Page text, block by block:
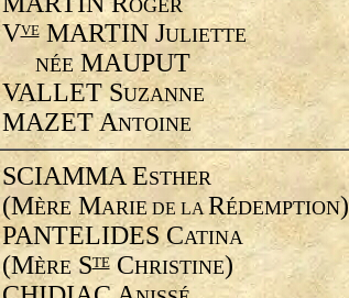
OGER
VVEMARTIN JULIETTE
NÉE MAUPUT
VALLET SUZANNE
MAZET ANTOINE
SCIAMMA ESTHER
(MÈREMARIE DE LARÉDEMPTION)
PANTELIDES CATINA
(MÈRESTECHRISTINE)